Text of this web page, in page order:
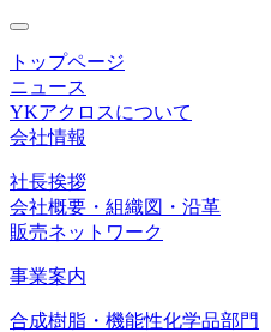
toggle
navigation
トップページ
ニュース
YKアクロスについて
会社情報
社長挨拶
会社概要・組織図・沿革
販売ネットワーク
事業案内
合成樹脂・機能性化学品部門